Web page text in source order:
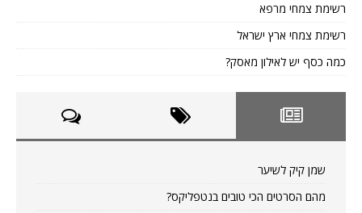
רשימת צמחי מרפא
רשימת צמחי ארץ ישראל
כמה כסף יש לאילון מאסק?
שמן קיק לשיער
מהם הסרטים הכי טובים בנטפליקס?